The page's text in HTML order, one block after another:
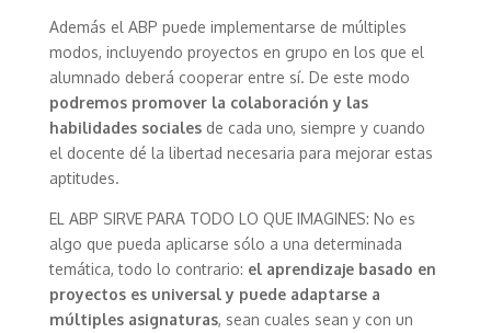
Además el ABP puede implementarse de múltiples
modos, incluyendo proyectos en grupo en los que el
alumnado deberá cooperar entre sí. De este modo
podremos promover la colaboración y las
habilidades socialesde cada uno, siempre y cuando
el docente dé la libertad necesaria para mejorar estas
aptitudes.
EL ABP SIRVE PARA TODO LO QUE IMAGINES: No es
algo que pueda aplicarse sólo a una determinada
temática, todo lo contrario: el aprendizaje basado en
proyectos es universal y puede adaptarse a
múltiples asignaturas, sean cuales sean y con un